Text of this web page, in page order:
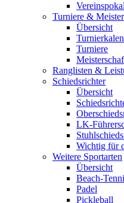
Vereinspokal
Turniere &
Übersicht
Turniere
Ranglisten &
Schiedsrichter
Übersicht
LK-
Wichtig für
Weitere Sportarten
Übersicht
Beach-
Padel
Pickleball